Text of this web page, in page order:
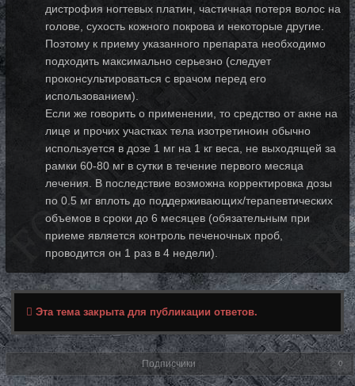
дистрофия ногтевых платин, частичная потеря волос на
голове, сухость кожного покрова и некоторые другие.
Поэтому к приему указанного препарата необходимо
подходить максимально серьезно (следует
проконсультироваться с врачом перед его
использованием).
Если же говорить о применении, то средство от акне на
лице и прочих участках тела изотретиноин обычно
используется в дозе 1 мг на 1 кг веса, не выходящей за
рамки 60-80 мг в сутки в течение первого месяца
лечения. В последствие возможна корректировка дозы
по 0.5 мг вплоть до поддерживающих/терапевтических
объемов в сроки до 6 месяцев (обязательным при
приеме является контроль печеночных проб,
проводится он 1 раз в 4 недели).
Эта тема закрыта для публикации ответов.
Подписчики 0